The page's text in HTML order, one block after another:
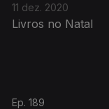
11 dez. 2020
Livros no Natal
Ep. 189